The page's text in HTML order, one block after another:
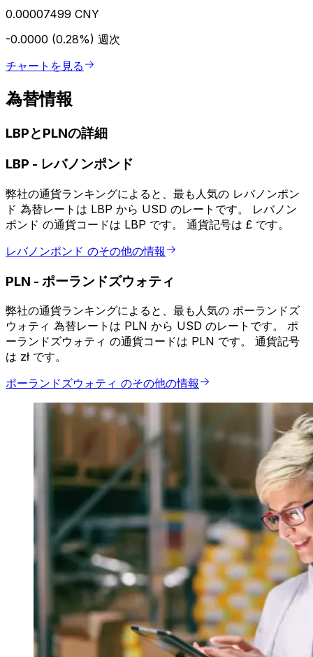
0.00007499 CNY
-0.0000 (0.28%) 週次
チャートを見る
為替情報
LBPとPLNの詳細
LBP - レバノンポンド
弊社の通貨ランキングによると、最も人気の レバノンポン
ド 為替レートは LBP から USD のレートです。 レバノン
ポンド の通貨コードは LBP です。 通貨記号は £ です。
レバノンポンド のその他の情報
PLN - ポーランドズウォティ
弊社の通貨ランキングによると、最も人気の ポーランドズ
ウォティ 為替レートは PLN から USD のレートです。 ポ
ーランドズウォティ の通貨コードは PLN です。 通貨記号
は zł です。
ポーランドズウォティ のその他の情報